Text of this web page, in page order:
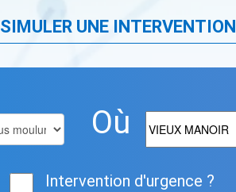
SIMULER UNE INTERVENTION
Où
Intervention d'urgence ?